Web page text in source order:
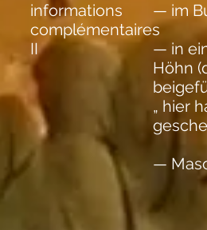
informations
complémentaires
II
— im
— in
Höhn
„ hier
—